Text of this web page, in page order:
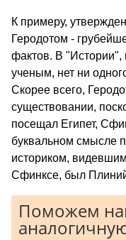
К примеру,
Геродотом -
фактов. В "Истории",
ученым, нет ни
Скорее всего,
существовании,
посещал Египет,
буквальном смысле
историком,
Сфинксе, был
Поможем